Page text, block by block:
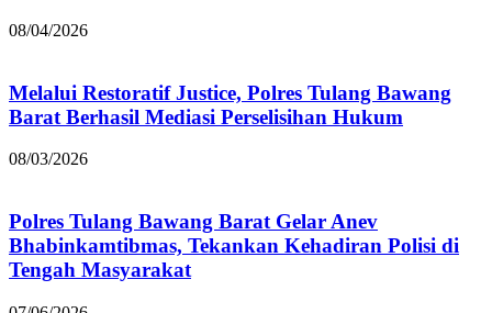
08/04/2026
Melalui Restoratif Justice, Polres Tulang Bawang
Barat Berhasil Mediasi Perselisihan Hukum
08/03/2026
Polres Tulang Bawang Barat Gelar Anev
Bhabinkamtibmas, Tekankan Kehadiran Polisi di
Tengah Masyarakat